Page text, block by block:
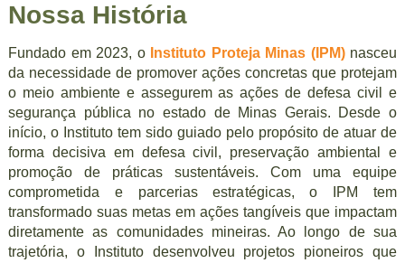
Nossa História
Fundado em 2023, o Instituto Proteja Minas (IPM)nasceu
da necessidade de promover ações concretas que protejam
o meio ambiente e assegurem as ações de defesa civil e
segurança pública no estado de Minas Gerais. Desde o
início, o Instituto tem sido guiado pelo propósito de atuar de
forma decisiva em defesa civil, preservação ambiental e
promoção de práticas sustentáveis. Com uma equipe
comprometida e parcerias estratégicas, o IPM tem
transformado suas metas em ações tangíveis que impactam
diretamente as comunidades mineiras. Ao longo de sua
trajetória, o Instituto desenvolveu projetos pioneiros que